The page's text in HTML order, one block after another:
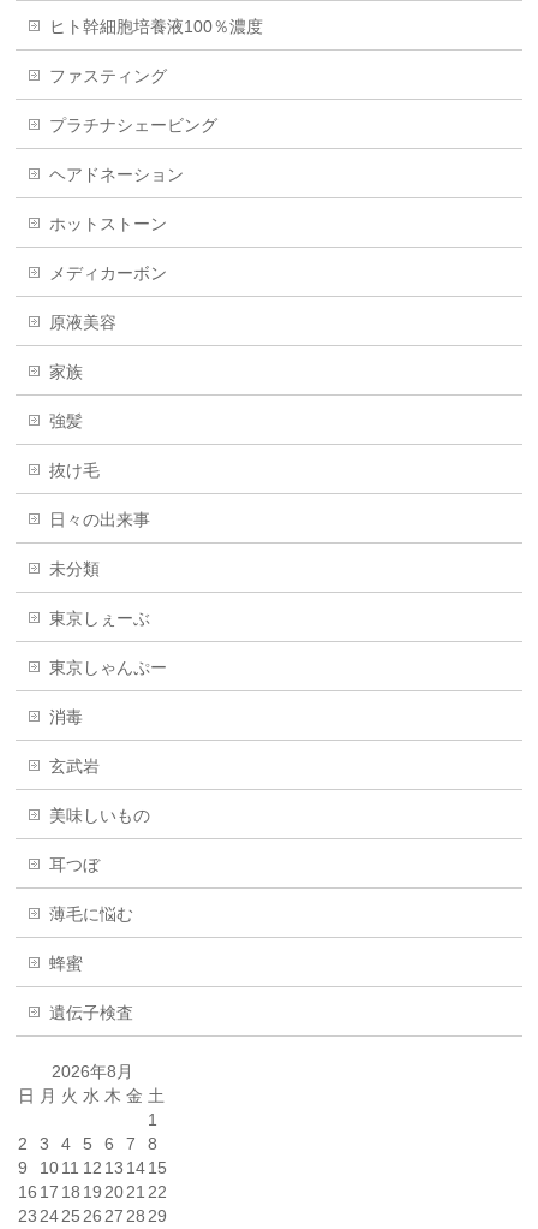
ヒト幹細胞培養液100％濃度
ファスティング
プラチナシェービング
ヘアドネーション
ホットストーン
メディカーボン
原液美容
家族
強髪
抜け毛
日々の出来事
未分類
東京しぇーぶ
東京しゃんぷー
消毒
玄武岩
美味しいもの
耳つぼ
薄毛に悩む
蜂蜜
遺伝子検査
2026年8月
日 月 火 水 木 金 土
1
2
3 4 5 6 7
8
9
1011 12 13 1415
16 17 18 19 2021 22
23 2425 26 27 28 29